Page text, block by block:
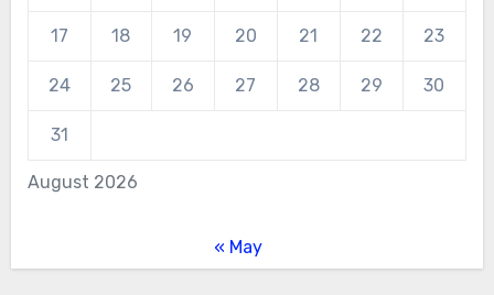
August 2026
17 18 19 20 21 22 23
24 25 26 27 28 29 30
31
« May